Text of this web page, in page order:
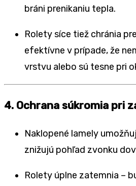
bráni prenikaniu tepla.
Rolety síce tiež chránia
efektívne v prípade, že
vrstvu alebo sú tesne pri
4. Ochrana súkromia pri
Naklopené lamely
znižujú pohľad zvonku
Rolety úplne zatemnia –